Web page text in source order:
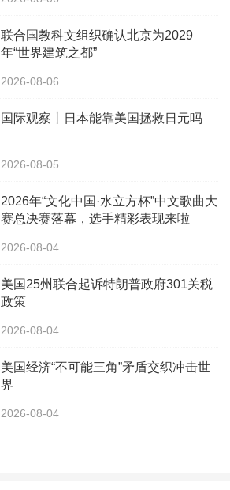
联合国教科文组织确认北京为2029
年“世界建筑之都”
2026-08-06
国际观察丨日本能靠美国拯救日元吗
2026-08-05
2026年“文化中国·水立方杯”中文歌曲大
赛总决赛落幕，选手精彩表现来啦
2026-08-04
美国25州联合起诉特朗普政府301关税
政策
2026-08-04
美国经济“不可能三角”矛盾交织冲击世
界
2026-08-04